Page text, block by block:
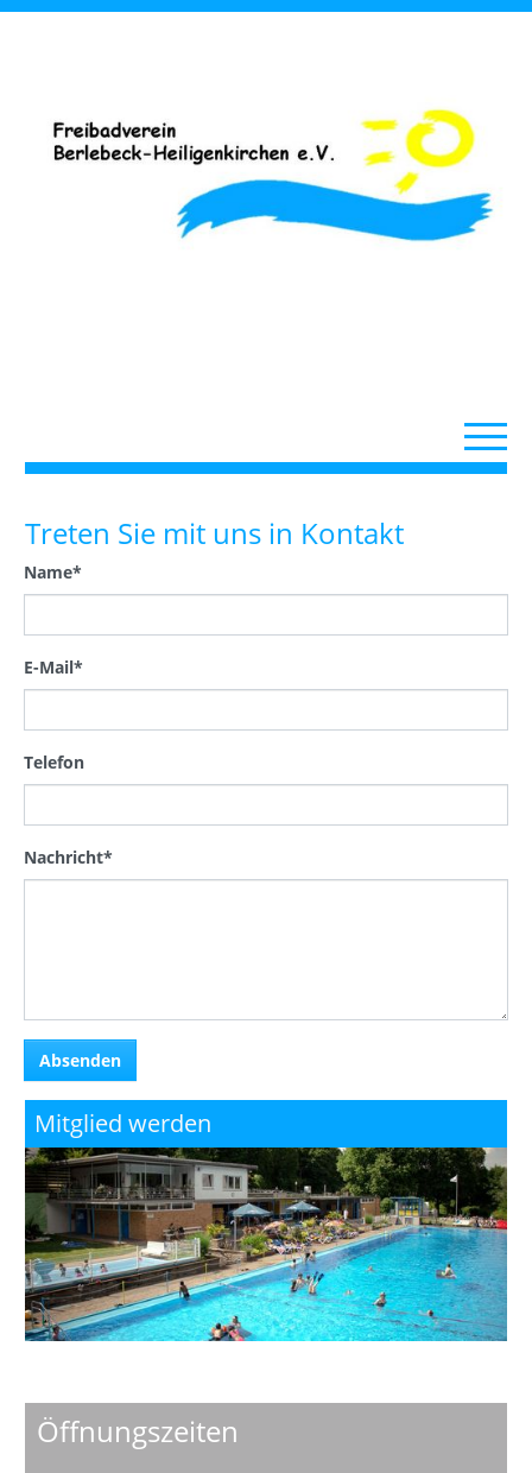
Treten Sie mit uns in Kontakt
Name*
E-Mail*
Telefon
Nachricht*
Mitglied werden
Öffnungszeiten